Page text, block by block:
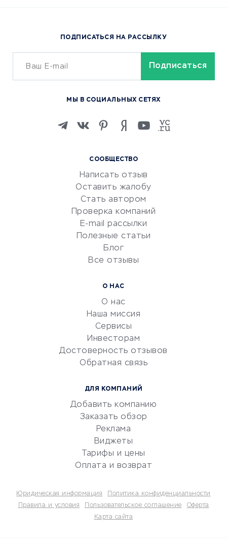
Сервисы доставки
ОБУЧЕНИЕ И РАБОТА
Изучение иностранных
Маркетинг и продажи
Репетиторство
Красота и здоровье
Сервисы по поиску работы
Сетевой маркетинг
УСЛУГИ ДЛЯ БИЗНЕСА
документооборот
Юридические компании
Бухгалтерия онлайн
Потребительские кредиты
СООБЩЕСТВО
Написать отзыв
Оставить жалобу
Стать автором
Проверка компаний
E-mail рассылки
Полезные статьи
Блог
Все отзывы
О НАС
О нас
Наша миссия
Сервисы
Инвесторам
Достоверность отзывов
Обратная связь
ДЛЯ КОМПАНИЙ
Добавить компанию
Заказать обзор
Реклама
Виджеты
Тарифы и цены
Оплата и возврат
ПОДПИСАТЬСЯ НА РАССЫЛКУ
МЫ В СОЦИАЛЬНЫХ СЕТЯХ
Юридическая информация
Политика конфиденциальности
Правила и условия
Пользовательское соглашение
Оферта
Карта сайта